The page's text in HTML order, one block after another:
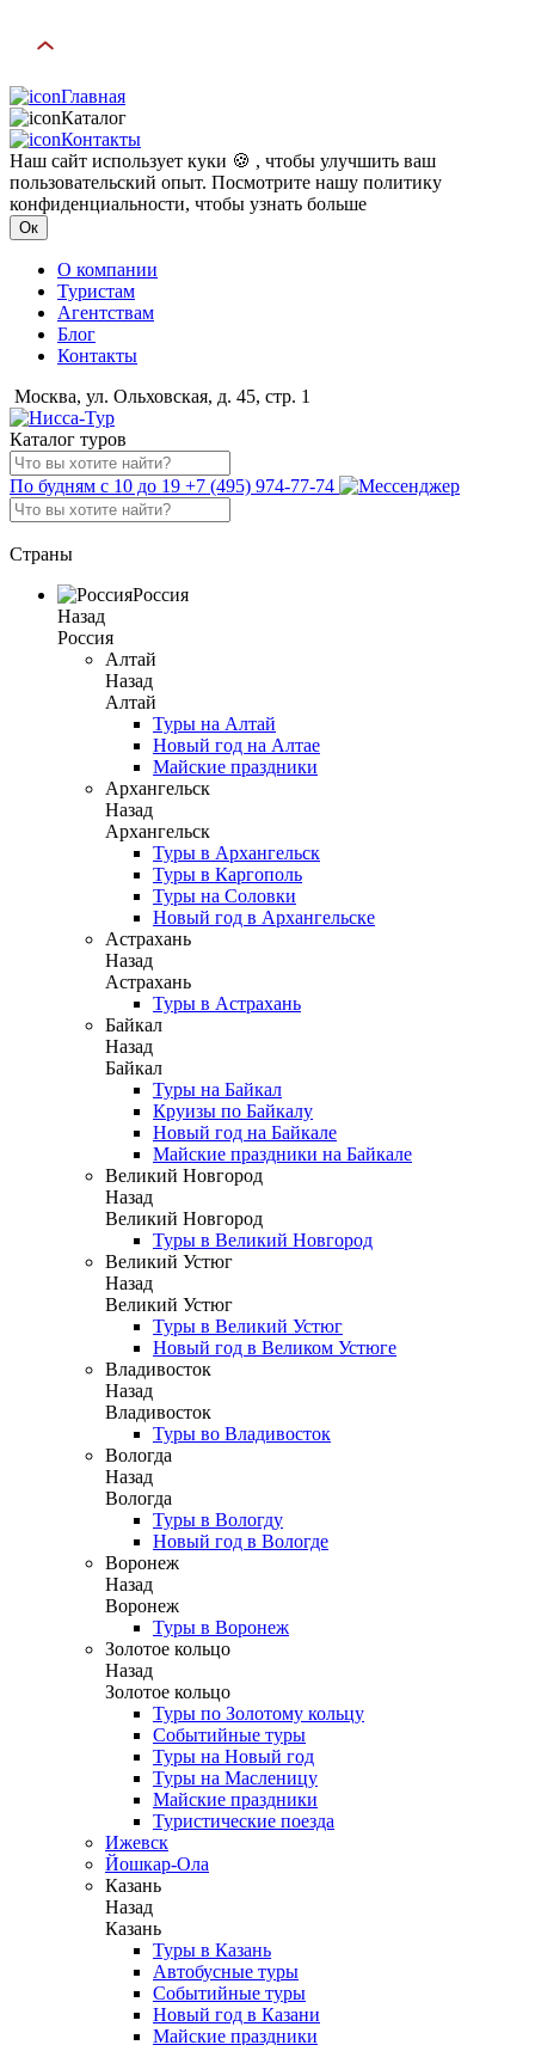
Главная
Каталог
Контакты
Наш сайт использует куки 🍪 , чтобы улучшить ваш
пользовательский опыт. Посмотрите нашу политику
конфиденциальности, чтобы узнать больше
Ок
О компании
Туристам
Агентствам
Блог
Контакты
Москва, ул. Ольховская, д. 45, стр. 1
Каталог туров
По будням с 10 до 19 +7 (495) 974-77-74
Страны
Россия
Назад
Россия
Алтай
Назад
Алтай
Туры на Алтай
Новый год на Алтае
Майские праздники
Архангельск
Назад
Архангельск
Туры в Архангельск
Туры в Каргополь
Туры на Соловки
Новый год в Архангельске
Астрахань
Назад
Астрахань
Туры в Астрахань
Байкал
Назад
Байкал
Туры на Байкал
Круизы по Байкалу
Новый год на Байкале
Майские праздники на Байкале
Великий Новгород
Назад
Великий Новгород
Туры в Великий Новгород
Великий Устюг
Назад
Великий Устюг
Туры в Великий Устюг
Новый год в Великом Устюге
Владивосток
Назад
Владивосток
Туры во Владивосток
Вологда
Назад
Вологда
Туры в Вологду
Новый год в Вологде
Воронеж
Назад
Воронеж
Туры в Воронеж
Золотое кольцо
Назад
Золотое кольцо
Туры по Золотому кольцу
Событийные туры
Туры на Новый год
Туры на Масленицу
Майские праздники
Туристические поезда
Ижевск
Йошкар-Ола
Казань
Назад
Казань
Туры в Казань
Автобусные туры
Событийные туры
Новый год в Казани
Майские праздники